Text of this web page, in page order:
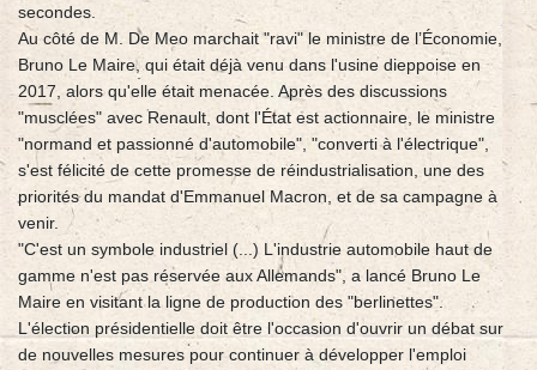
secondes.
Au côté de M. De Meo marchait "ravi" le ministre de l’Économie,
Bruno Le Maire, qui était déjà venu dans l'usine dieppoise en
2017, alors qu'elle était menacée. Après des discussions
"musclées" avec Renault, dont l'État est actionnaire, le ministre
"normand et passionné d'automobile", "converti à l'électrique",
s'est félicité de cette promesse de réindustrialisation, une des
priorités du mandat d'Emmanuel Macron, et de sa campagne à
venir.
"C'est un symbole industriel (...) L'industrie automobile haut de
gamme n'est pas réservée aux Allemands", a lancé Bruno Le
Maire en visitant la ligne de production des "berlinettes".
L'élection présidentielle doit être l'occasion d'ouvrir un débat sur
de nouvelles mesures pour continuer à développer l'emploi